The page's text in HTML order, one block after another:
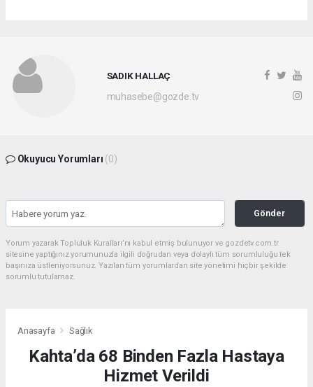
SADIK HALLAÇ
muhasebe@gozde.tv
Okuyucu Yorumları (0)
Gönder
Yorum yazarak Topluluk Kuralları’nı kabul etmiş bulunuyor ve gozdetv.com.tr
sitesine yaptığınız yorumunuzla ilgili doğrudan veya dolaylı tüm sorumluluğu tek
başınıza üstleniyorsunuz. Yazılan tüm yorumlardan site yönetimi hiçbir şekilde
sorumlu tutulamaz.
Anasayfa Sağlık
Kahta’da 68 Binden Fazla Hastaya
Hizmet Verildi